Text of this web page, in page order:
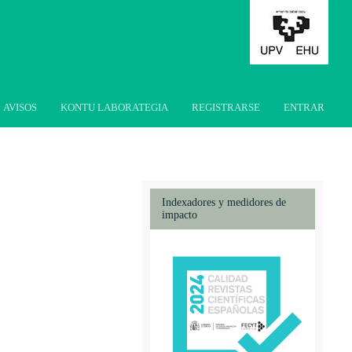
AVISOS KONTU LABORATEGIA REGISTRARSE ENTRAR
Indexadores y medidores de
impacto